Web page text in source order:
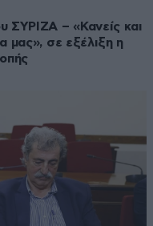
ΣΥΡΙΖΑ – «Κανείς και
μας», σε εξέλιξη η